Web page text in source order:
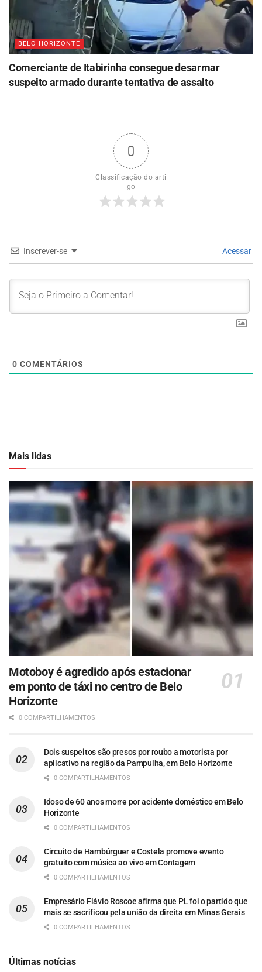
BELO HORIZONTE
Comerciante de Itabirinha consegue desarmar
suspeito armado durante tentativa de assalto
0
Classificação do arti
go
Inscrever-se Acessar
0 COMENTÁRIOS
Mais lidas
Motoboy é agredido após estacionar
em ponto de táxi no centro de Belo
Horizonte
0 COMPARTILHAMENTOS
Dois suspeitos são presos por roubo a motorista por
aplicativo na região da Pampulha, em Belo Horizonte
0 COMPARTILHAMENTOS
Idoso de 60 anos morre por acidente doméstico em Belo
Horizonte
0 COMPARTILHAMENTOS
Circuito de Hambúrguer e Costela promove evento
gratuito com música ao vivo em Contagem
0 COMPARTILHAMENTOS
Empresário Flávio Roscoe afirma que PL foi o partido que
mais se sacrificou pela união da direita em Minas Gerais
0 COMPARTILHAMENTOS
Últimas notícias